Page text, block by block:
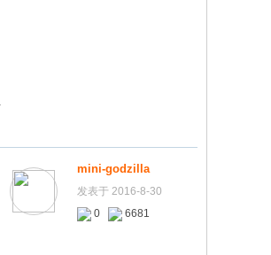
mini-godzilla
发表于 2016-8-30
0
6681